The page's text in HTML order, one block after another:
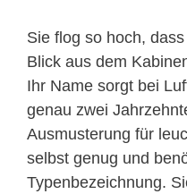
Sie flog so hoch,
Blick aus dem
Ihr Name sorgt bei
genau zwei
Ausmusterung für
selbst genug und
Typenbezeichnung.